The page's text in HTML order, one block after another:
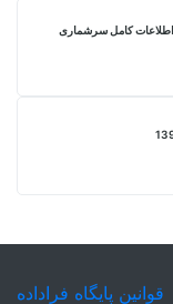
اطلاعات کامل سرشماری
قوانین پایگاه فراداده